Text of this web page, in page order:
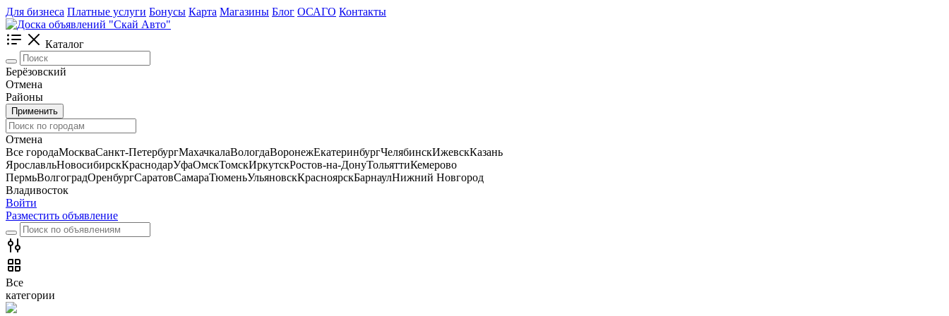
Для бизнеса Платные услуги Бонусы Карта Магазины Блог ОСАГО Контакты
Каталог
Берёзовский
Отмена
Районы
Применить
Отмена
Все городаМоскваСанкт-ПетербургМахачкалаВологдаВоронежЕкатеринбургЧелябинскИжевскКазань
ЯрославльНовосибирскКраснодарУфаОмскТомскИркутскРостов-на-ДонуТольяттиКемерово
ПермьВолгоградОренбургСаратовСамараТюменьУльяновскКрасноярскБарнаулНижний Новгород
Владивосток
Войти
Разместить объявление
Все
категории